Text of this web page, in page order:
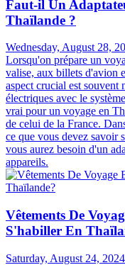
Faut-il Un
Thaïlande ?
Wednesday, August 28,
Lorsqu'on prépare un
valise, aux billets d'avion
aspect crucial est souvent
électriques avec le
vrai pour un voyage en
de celui de la France.
ce que vous devez savoir
vous aurez besoin d'un
appareils.
Vêtements De
S'habiller En
Saturday, August 24, 2024